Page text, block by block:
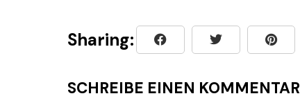
Sharing:
SCHREIBE EINEN KOMMENTAR